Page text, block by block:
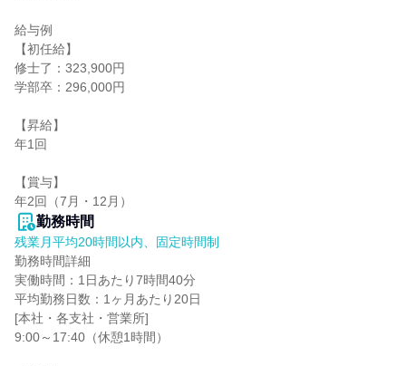
給与例
【初任給】
修士了：323,900円
学部卒：296,000円
【昇給】
年1回
【賞与】
年2回（7月・12月）
勤務時間
残業月平均20時間以内、固定時間制
勤務時間詳細
実働時間：1日あたり7時間40分
平均勤務日数：1ヶ月あたり20日
[本社・各支社・営業所]
9:00～17:40（休憩1時間）